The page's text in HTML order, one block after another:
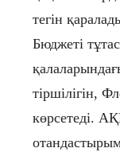
тегін
Бюджеті
тіршілігін,
көрсетеді.